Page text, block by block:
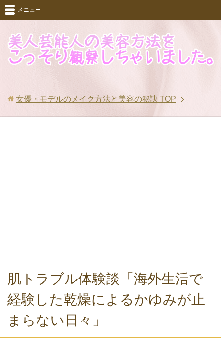
メニュー
女優・モデルのメイク方法と美容の秘訣 TOP
肌トラブル体験談「海外生活で
経験した乾燥によるかゆみが止
まらない日々」